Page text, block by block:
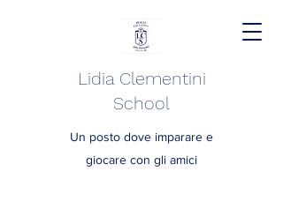
Lidia Clementini
School
Un posto dove imparare e
giocare con gli amici